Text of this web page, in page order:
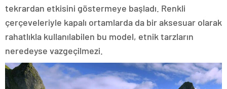
tekrardan etkisini göstermeye başladı. Renkli
çerçeveleriyle kapalı ortamlarda da bir aksesuar olarak
rahatlıkla kullanılabilen bu model, etnik tarzların
neredeyse vazgeçilmezi.